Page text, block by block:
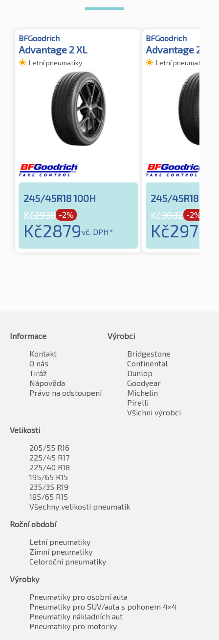
BFGoodrich
Advantage 2 XL
Letní pneumatiky
245/45R18 100H
Kč2938 -2%
Kč2879vč. DPH*
BFGoodrich
Advantage 2
Letní pneumatiky
245/45R18
Kč3032 -2%
Kč2972
Informace
Kontakt
O nás
Tiráž
Nápověda
Právo na odstoupení
Výrobci
Bridgestone
Continental
Dunlop
Goodyear
Michelin
Pirelli
Všichni výrobci
Velikosti
205/55 R16
225/45 R17
225/40 R18
195/65 R15
235/35 R19
185/65 R15
Všechny velikosti pneumatik
Roční období
Letní pneumatiky
Zimní pneumatiky
Celoroční pneumatiky
Výrobky
Pneumatiky pro osobní auta
Pneumatiky pro SUV/auta s pohonem 4×4
Pneumatiky nákladních aut
Pneumatiky pro motorky